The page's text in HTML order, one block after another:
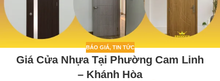
BÁO GIÁ, TIN TỨC
Giá Cửa Nhựa Tại Phường Cam Linh
– Khánh Hòa